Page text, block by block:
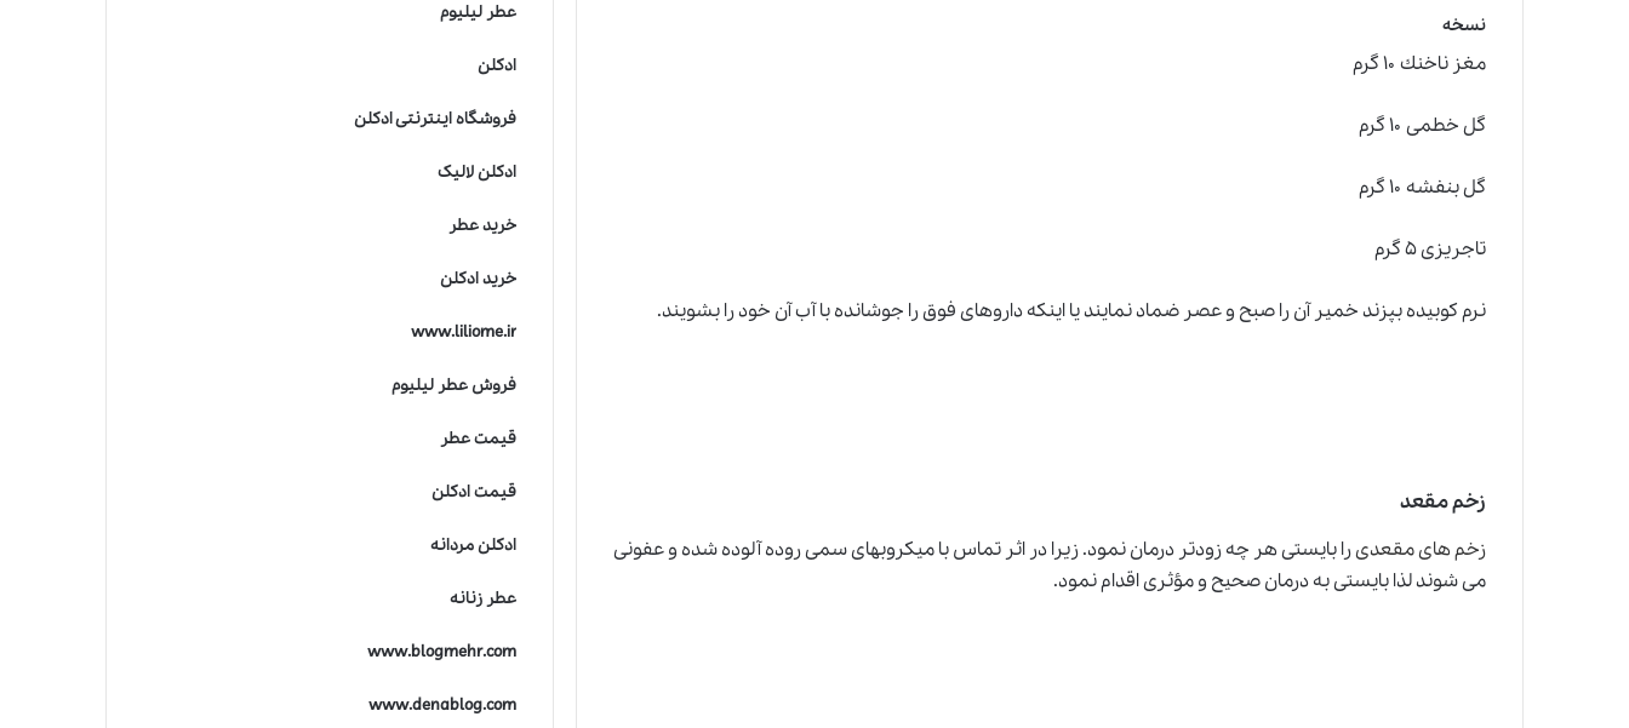
نسخه
مغز ناخنك ۱۰ گرم
گل خطمى ۱۰ گرم
گل بنفشه ۱۰ گرم
تاجريزى ۵ گرم
نرم كوبيده بپزند خمير آن را صبح و عصر ضماد نمايند يا اينكه داروهاى فوق را جوشانده با آب آن خود را بشويند.
زخم مقعد
زخم هاى مقعدىرا بايستى هر چه زودتر درمان نمود. زيرا در اثر تماس با ميكروبهاى سمى روده آلوده شده و عفونى
مى شوند لذا بايستى به درمان صحيح و مؤثرى اقدام نمود.
عطر لیلیوم
ادکلن
فروشگاه اینترنتی ادکلن
ادکلن لالیک
خرید عطر
خرید ادکلن
www.liliome.ir
فروش عطر لیلیوم
قیمت عطر
قیمت ادکلن
ادکلن مردانه
عطر زنانه
www.blogmehr.com
www.denablog.com